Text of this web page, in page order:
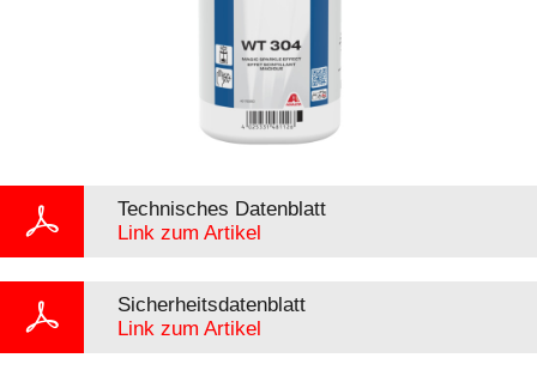
Technisches Datenblatt
Link zum Artikel
Sicherheitsdatenblatt
Link zum Artikel